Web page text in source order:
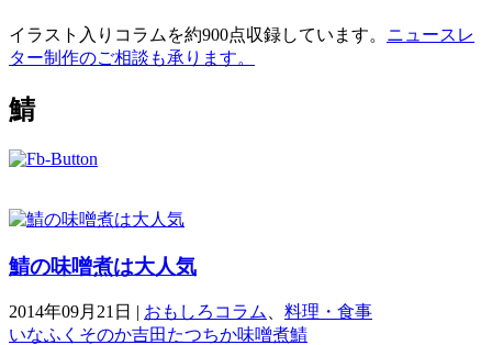
イラスト入りコラムを約900点収録しています。 ニュースレ
ター制作のご相談も承ります。
鯖
鯖の味噌煮は大人気
2014年09月21日 | おもしろコラム
料理・食事
いなふくそのか吉田たつちか味噌煮鯖